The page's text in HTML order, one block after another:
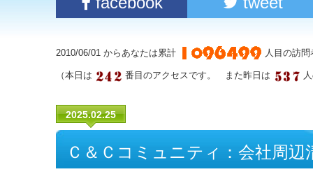
2010/06/01 からあなたは累計 人目の訪
（本日は 番目のアクセスです。 また昨日は
2025.02.25
Ｃ＆Ｃコミュニティ：会社周